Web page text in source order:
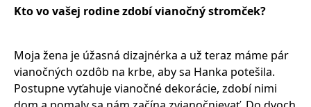
Kto vo vašej rodine zdobí vianočný stromček?
Moja žena je úžasná dizajnérka a už teraz máme pár
vianočných ozdôb na krbe, aby sa Hanka potešila.
Postupne vyťahuje vianočné dekorácie, zdobí nimi